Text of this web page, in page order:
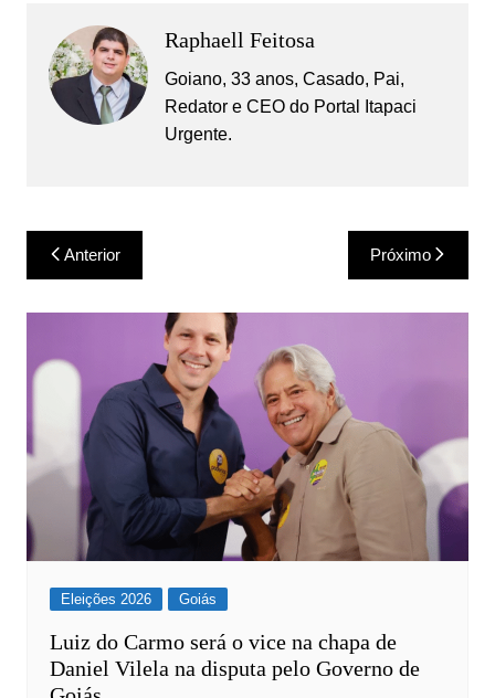
Raphaell Feitosa
Goiano, 33 anos, Casado, Pai,
Redator e CEO do Portal Itapaci
Urgente.
Navegação
de
Post
Anterior Próximo
Eleições 2026 Goiás
Luiz do Carmo será o vice na chapa de
Daniel Vilela na disputa pelo Governo de